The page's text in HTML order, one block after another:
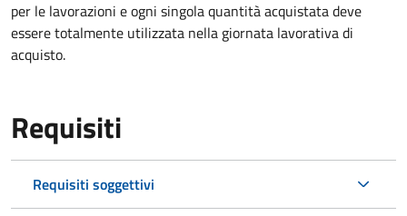
per le lavorazioni e ogni singola quantità acquistata deve
essere totalmente utilizzata nella giornata lavorativa di
acquisto.
Requisiti
Requisiti soggettivi